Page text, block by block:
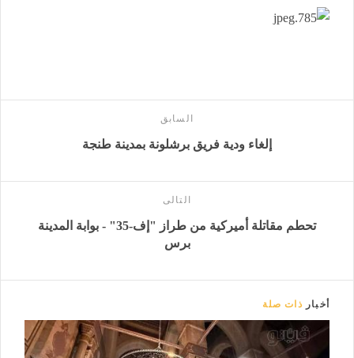
السابق
إلغاء ودية فريق برشلونة بمدينة طنجة
التالى
تحطم مقاتلة أميركية من طراز "إف-35" - بوابة المدينة
برس
أخبار ذات صلة